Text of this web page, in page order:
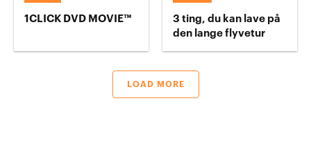
1CLICK DVD MOVIE™
3 ting, du kan lave på
den lange flyvetur
LOAD MORE